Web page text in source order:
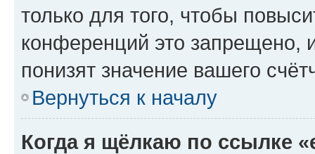
только для того, чтобы
конференций это запрещено,
понизят значение вашего
Вернуться к началу
Когда я щёлкаю по ссылке